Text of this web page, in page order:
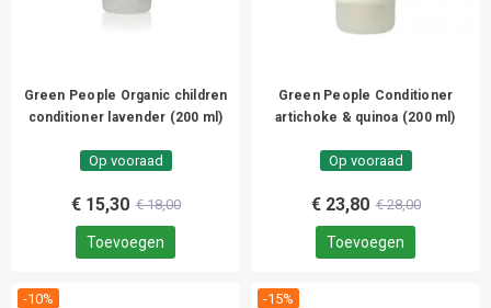
Green People Organic children
conditioner lavender (200 ml)
Op vooraad
€ 15,30 € 18,00
Toevoegen
Green People Conditioner
artichoke & quinoa (200 ml)
Op vooraad
€ 23,80 € 28,00
Toevoegen
-10% -15%